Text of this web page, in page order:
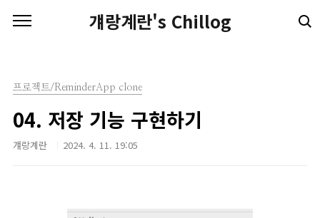
걔랑계란's Chillog
프로젝트/ReminderApp clone
04. 저장 기능 구현하기
걔랑계란 2024. 4. 11. 19:05